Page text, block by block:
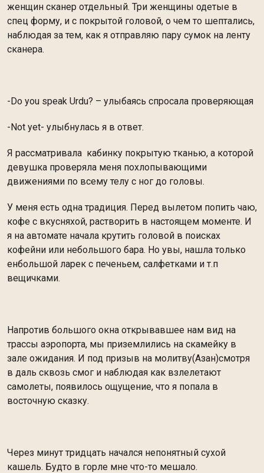
женщин сканер отдельный. Три женщины одетые в
спец форму, и с покрытой головой, о чем то шептались,
наблюдая за тем, как я отправляю пару сумок на ленту
сканера.
-Do you speak Urdu? – улыбаясь спросала проверяющая
-Not yet- улыбнулась я в ответ.
Я рассматривала кабинку покрытую тканью, а которой
девушка проверяла меня похлопывающими
движениями по всему телу с ног до головы.
У меня есть одна традиция. Перед вылетом попить чаю,
кофе с вкусняхой, растворить в настоящем моменте. И
я на автомате начала крутить головой в поисках
кофейни или небольшого бара. Но увы, нашла только
енбольшой ларек с печеньем, салфетками и т.п
вещичками.
Напротив большого окна открывавшее нам вид на
трассы аэропорта, мы приземлились на скамейку в
зале ожидания. И под призыв на молитву(Азан)смотря
в даль сквозь смог и наблюдая как взлелетают
самолеты, появилось ощущение, что я попала в
восточную сказку.
Через минут тридцать начался непонятный сухой
кашель. Будто в горле мне что-то мешало.